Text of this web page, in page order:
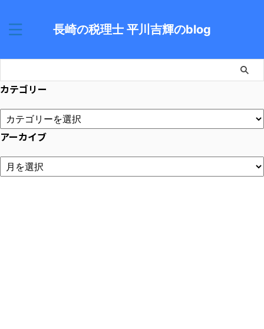
長崎の税理士 平川吉輝のblog
カテゴリー
アーカイブ